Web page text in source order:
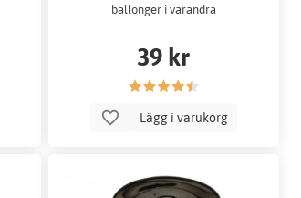
ballonger i varandra
39 kr
Lägg i varukorg